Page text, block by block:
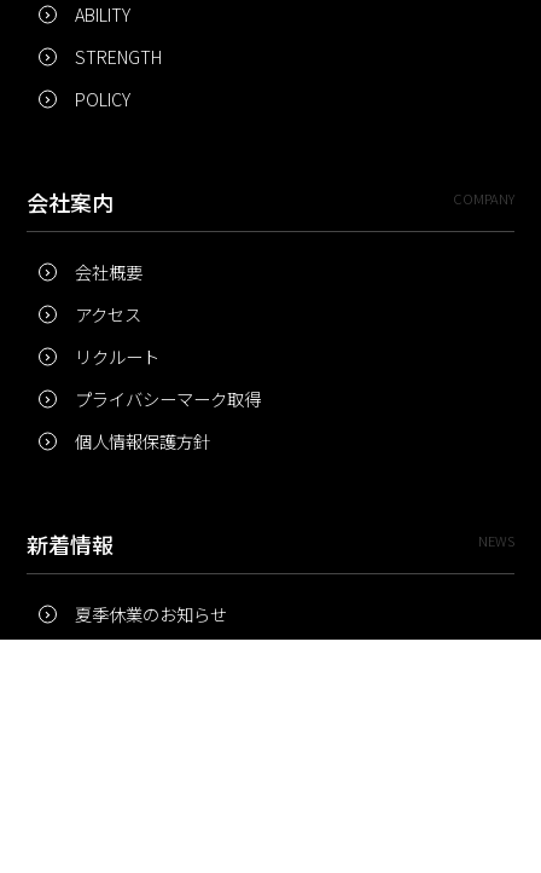
ABILITY
STRENGTH
POLICY
会社案内 COMPANY
会社概要
アクセス
リクルート
プライバシーマーク取得
個人情報保護方針
新着情報 NEWS
夏季休業のお知らせ